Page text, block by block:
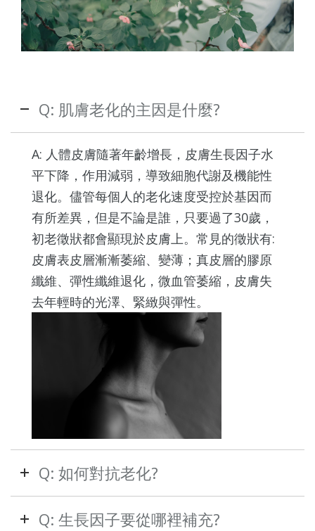
Q: 肌膚老化的主因是什麼?
A: 人體皮膚隨著年齡增長，皮膚生長因子水
平下降，作用減弱，導致細胞代謝及機能性
退化。儘管每個人的老化速度受控於基因而
有所差異，但是不論是誰，只要過了30歲，
初老徵狀都會顯現於皮膚上。常見的徵狀有:
皮膚表皮層漸漸萎縮、變薄；真皮層的膠原
纖維、彈性纖維退化，微血管萎縮，皮膚失
去年輕時的光澤、緊緻與彈性。
Q: 如何對抗老化?
Q: 生長因子要從哪裡補充?